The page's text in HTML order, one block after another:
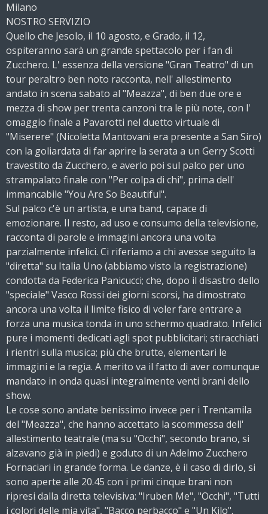
Milano
NOSTRO SERVIZIO
Quello che Jesolo, il 10 agosto, e Grado, il 12,
ospiteranno sarà un grande spettacolo per i fan di
Zucchero. L' essenza della versione "Gran Teatro" di un
tour peraltro ben noto racconta, nell' allestimento
andato in scena sabato al "Meazza", di ben due ore e
mezza di show per trenta canzoni tra le più note, con l'
omaggio finale a Pavarotti nel duetto virtuale di
"Miserere" (Nicoletta Mantovani era presente a San Siro)
con la goliardata di far aprire la serata a un Gerry Scotti
travestito da Zucchero, e averlo poi sul palco per uno
strampalato finale con "Per colpa di chi", prima dell'
immancabile "You Are So Beautiful".
Sul palco c'è un artista, e una band, capace di
emozionare. Il resto, ad uso e consumo della televisione,
racconta di parole e immagini ancora una volta
parzialmente infelici. Ci riferiamo a chi avesse seguito la
"diretta" su Italia Uno (abbiamo visto la registrazione)
condotta da Federica Panicucci; che, dopo il disastro dello
"speciale" Vasco Rossi dei giorni scorsi, ha dimostrato
ancora una volta il limite fisico di voler fare entrare a
forza una musica tonda in uno schermo quadrato. Infelici
pure i momenti dedicati agli spot pubblicitari; stiracchiati
i rientri sulla musica; più che brutte, elementari le
immagini e la regìa. A merito va il fatto di aver comunque
mandato in onda quasi integralmente venti brani dello
show.
Le cose sono andate benissimo invece per i Trentamila
del "Meazza", che hanno accettato la scommessa dell'
allestimento teatrale (ma su "Occhi", secondo brano, si
alzavano già in piedi) e goduto di un Adelmo Zucchero
Fornaciari in grande forma. Le danze, è il caso di dirlo, si
sono aperte alle 20.45 con i primi cinque brani non
ripresi dalla diretta televisiva: "Iruben Me", "Occhi", "Tutti
i colori delle mia vita", "Bacco perbacco" e "Un Kilo".